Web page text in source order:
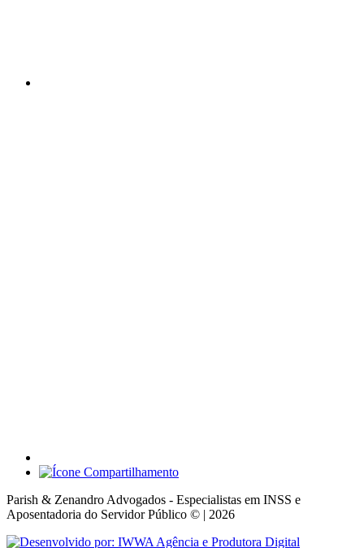
Parish & Zenandro Advogados - Especialistas em INSS e
Aposentadoria do Servidor Público © | 2026